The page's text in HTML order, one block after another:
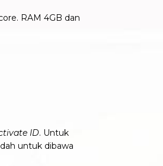
RAM 4GB dan
ID. Untuk
untuk dibawa